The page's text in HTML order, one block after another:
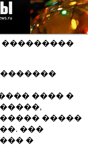
���������
���� �
�����
���
�